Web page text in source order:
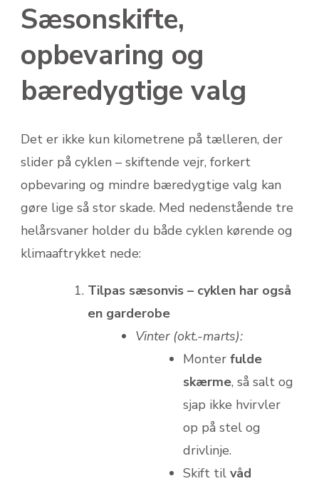
Sæsonskifte,
opbevaring og
bæredygtige valg
Det er ikke kun kilometrene på tælleren, der
slider på cyklen – skiftende vejr, forkert
opbevaring og mindre bæredygtige valg kan
gøre lige så stor skade. Med nedenstående tre
helårs­vaner holder du både cyklen kørende og
klimaaftrykket nede:
Tilpas sæsonvis – cyklen har også
en garderobe
Vinter (okt.-marts):
Monter fulde
skærme, så salt og
sjap ikke hvirvler
op på stel og
drivlinje.
Skift til våd